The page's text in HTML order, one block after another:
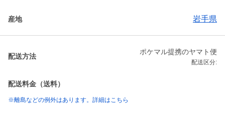
産地 岩手県
配送方法
ポケマル提携のヤマト便
配送区分:
配送料金（送料）
※離島などの例外はあります。詳細はこちら